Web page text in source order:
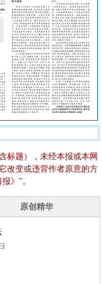
标题），未经本报或本网
改变或违背作者原意的方
》”。